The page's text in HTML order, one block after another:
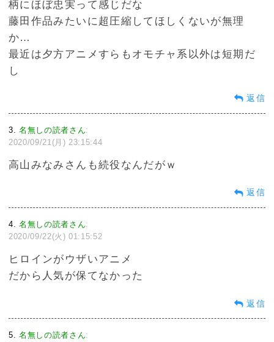
柄にほぼ忠実って感じだな
藤田作品みたいに超圧縮してほしくないが無理
か…
最近は夕方アニメすらもオモチャ系以外は短期だ
し
返信
3 名無しの読者さん:
2020/09/21(月) 23:15:44
高山みなみさんも続役なんだがｗ
返信
4 名無しの読者さん:
2020/09/22(火) 01:15:52
ヒロインがウザいアニメ
だから人気が保てなかった
返信
5 名無しの読者さん: